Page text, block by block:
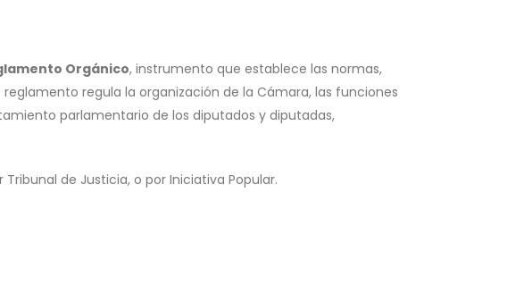
Orgánico, instrumento que establece las normas,
regula la organización de la Cámara, las funciones
parlamentario de los diputados y diputadas,
de Justicia, o por Iniciativa Popular.